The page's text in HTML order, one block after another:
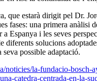
que estarà dirigit pel Dr.
fases: una primera anàlisi
a Espanya i les seves
diferents solucions
possible adaptació.
noticies/la-fundacio-bosch-
catedra-centrada-en-la-